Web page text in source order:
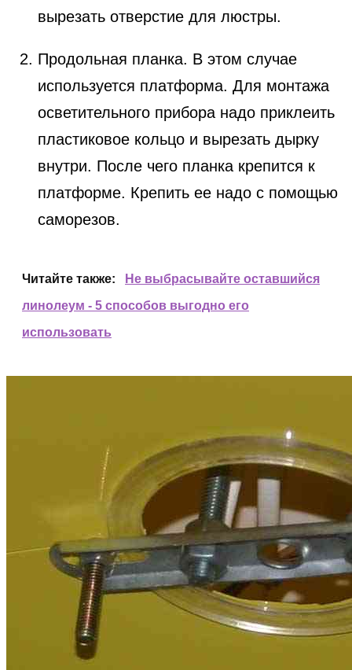
вырезать отверстие для люстры.
Продольная планка. В этом случае
используется платформа. Для монтажа
осветительного прибора надо приклеить
пластиковое кольцо и вырезать дырку
внутри. После чего планка крепится к
платформе. Крепить ее надо с помощью
саморезов.
Читайте также:
Не выбрасывайте оставшийся
линолеум - 5 способов выгодно его
использовать